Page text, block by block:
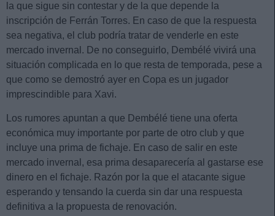
la que sigue sin contestar y de la que depende la
inscripción de Ferrán Torres. En caso de que la respuesta
sea negativa, el club podría tratar de venderle en este
mercado invernal. De no conseguirlo, Dembélé vivirá una
situación complicada en lo que resta de temporada, pese a
que como se demostró ayer en Copa es un jugador
imprescindible para Xavi.
Los rumores apuntan a que Dembélé tiene una oferta
económica muy importante por parte de otro club y que
incluye una prima de fichaje. En caso de salir en este
mercado invernal, esa prima desaparecería al gastarse ese
dinero en el fichaje. Razón por la que el atacante sigue
esperando y tensando la cuerda sin dar una respuesta
definitiva a la propuesta de renovación.